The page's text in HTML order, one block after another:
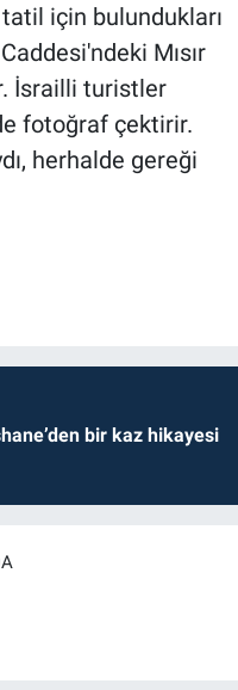
için bulundukları
Mısır
İsrailli turistler
fotoğraf çektirir.
herhalde gereği
bir kaz hikayesi